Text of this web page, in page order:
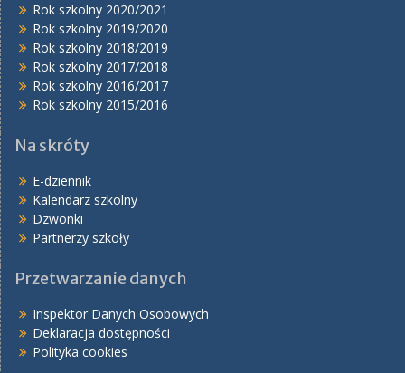
Rok szkolny 2020/2021
Rok szkolny 2019/2020
Rok szkolny 2018/2019
Rok szkolny 2017/2018
Rok szkolny 2016/2017
Rok szkolny 2015/2016
Na skróty
E-dziennik
Kalendarz szkolny
Dzwonki
Partnerzy szkoły
Przetwarzanie danych
Inspektor Danych Osobowych
Deklaracja dostępności
Polityka cookies